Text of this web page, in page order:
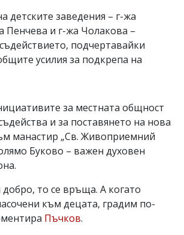
детските заведения – г-жа
Пенчева и г-жа Чолакова –
подчертавайки
усилия за подкрепа на
за местната общност
и за поставянето на нова
манастир „Св. Живоприемний
Буково – важен духовен
то се връща. А когато
към децата, градим по-
Пъчков.